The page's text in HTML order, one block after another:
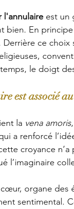
l'annulaire est un
bien. En
Derrière ce choix
le doigt
est associé
la vena amoris
a renforcé
croyance
l’imaginaire
organe des
sentimental.